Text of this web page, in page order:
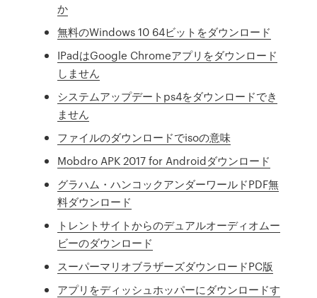
か
無料のWindows 10 64ビットをダウンロード
IPadはGoogle Chromeアプリをダウンロード
しません
システムアップデートps4をダウンロードでき
ません
ファイルのダウンロードでisoの意味
Mobdro APK 2017 for Androidダウンロード
グラハム・ハンコックアンダーワールドPDF無
料ダウンロード
トレントサイトからのデュアルオーディオムー
ビーのダウンロード
スーパーマリオブラザーズダウンロードPC版
アプリをディッシュホッパーにダウンロードす